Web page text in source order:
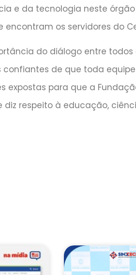
e da tecnologia neste
encontram os servidores do
do diálogo entre
confiantes de que toda
expostas para que a
respeito à educação,